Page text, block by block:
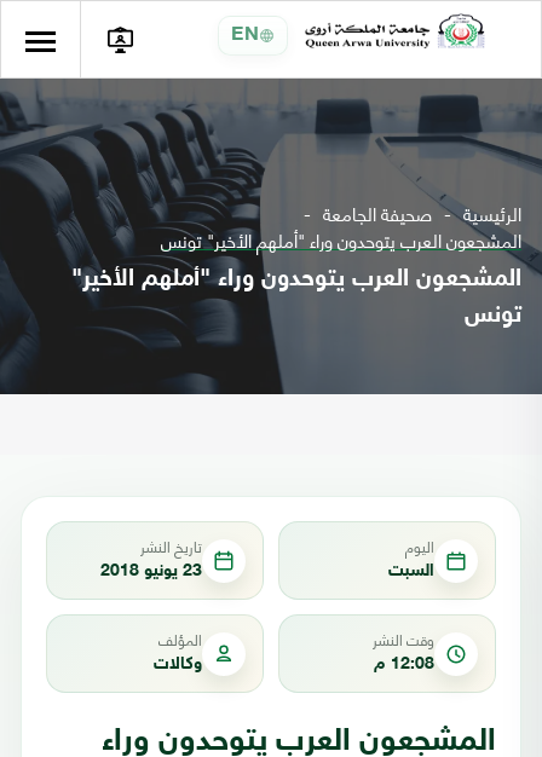
EN
الرئيسية صحيفة الجامعة
المشجعون العرب يتوحدون وراء "أملهم الأخير" تونس
المشجعون العرب يتوحدون وراء "أملهم الأخير"
تونس
اليوم
السبت
تاريخ النشر
23 يونيو 2018
وقت النشر
12:08 م
المؤلف
وكالات
المشجعون العرب يتوحدون وراء